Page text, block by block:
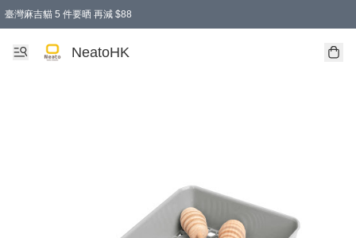
臺灣麻吉貓 5 件要晒 再減 $88
消費即享全單 95 折優惠！
購物滿 HKD 300.00即享免運費優惠！（適用於 特定的送貨方式 )
買麻吉貓廚具套裝免運費
寄送台灣運費滿HKD300 減 HKD50 優惠（不適用於儲物用品及傢俬）
NeatoHK